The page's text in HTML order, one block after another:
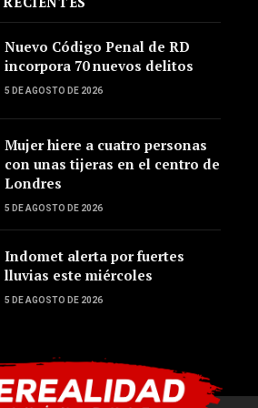
Nuevo Código Penal de RD
incorpora 70 nuevos delitos
5 DE AGOSTO DE 2026
Mujer hiere a cuatro personas
con unas tijeras en el centro de
Londres
5 DE AGOSTO DE 2026
Indomet alerta por fuertes
lluvias este miércoles
5 DE AGOSTO DE 2026